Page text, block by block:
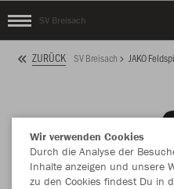
SV Breisach
ZURÜCK SV Breisach JAKO
Wir verwenden Cookies
Durch die Analyse der
Inhalte anzeigen und unsere
zu den Cookies findest Du in